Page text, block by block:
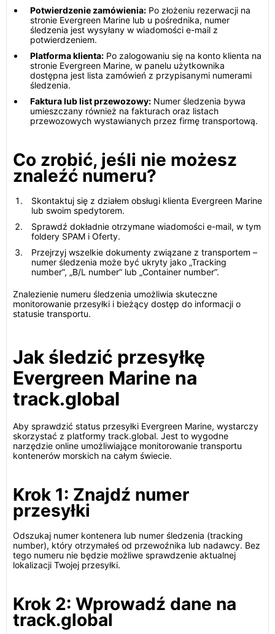
Potwierdzenie zamówienia: Po złożeniu rezerwacji na
stronie Evergreen Marine lub u pośrednika, numer
śledzenia jest wysyłany w wiadomości e-mail z
potwierdzeniem.
Platforma klienta: Po zalogowaniu się na konto klienta na
stronie Evergreen Marine, w panelu użytkownika
dostępna jest lista zamówień z przypisanymi numerami
śledzenia.
Faktura lub list przewozowy: Numer śledzenia bywa
umieszczany również na fakturach oraz listach
przewozowych wystawianych przez firmę transportową.
Co zrobić, jeśli nie możesz
znaleźć numeru?
Skontaktuj się z działem obsługi klienta Evergreen Marine
lub swoim spedytorem.
Sprawdź dokładnie otrzymane wiadomości e-mail, w tym
foldery SPAM i Oferty.
Przejrzyj wszelkie dokumenty związane z transportem –
numer śledzenia może być ukryty jako „Tracking
number”, „B/L number” lub „Container number”.
Znalezienie numeru śledzenia umożliwia skuteczne
monitorowanie przesyłki i bieżący dostęp do informacji o
statusie transportu.
Jak śledzić przesyłkę
Evergreen Marine na
track.global
Aby sprawdzić status przesyłki Evergreen Marine, wystarczy
skorzystać z platformy track.global. Jest to wygodne
narzędzie online umożliwiające monitorowanie transportu
kontenerów morskich na całym świecie.
Krok 1: Znajdź numer
przesyłki
Odszukaj numer kontenera lub numer śledzenia (tracking
number), który otrzymałeś od przewoźnika lub nadawcy. Bez
tego numeru nie będzie możliwe sprawdzenie aktualnej
lokalizacji Twojej przesyłki.
Krok 2: Wprowadź dane na
track.global